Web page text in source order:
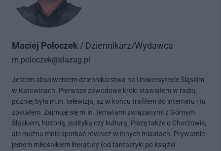
Maciej Poloczek / Dziennikarz/Wydawca
m.poloczek@slazag.pl
Jestem absolwentem dziennikarstwa na Uniwersytecie Śląskim
w Katowicach. Pierwsze zawodowe kroki stawiałem w radiu,
później była m.in. telewizja, aż w końcu trafiłem do internetu i tu
zostałem. Zajmuję się m.in. tematami związanymi z Górnym
Śląskiem, historią, polityką czy kulturą. Piszę także o Chorzowie,
ale można mnie spotkać również w innych miastach. Prywatnie
jestem miłośnikiem literatury (od fantastyki po książki